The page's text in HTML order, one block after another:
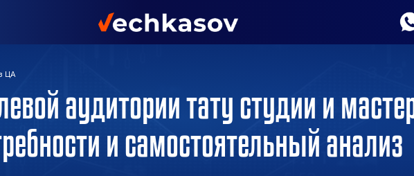
ЦА
аудитории тату студии и
и самостоятельный анализ